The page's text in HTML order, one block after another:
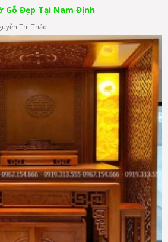
Gỗ Đẹp Tại Nam Định
Thị Thảo